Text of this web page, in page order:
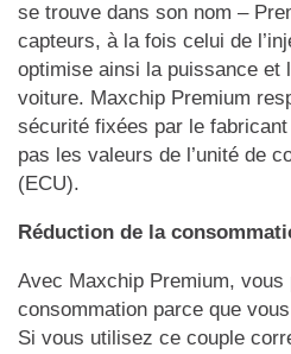
se trouve dans son nom –
capteurs, à la fois celui de
optimise ainsi la puissance et
voiture. Maxchip Premium
sécurité fixées par le fabricant
pas les valeurs de l’unité de
(ECU).
Réduction de la
Avec Maxchip Premium, vous
consommation parce que
Si vous utilisez ce couple